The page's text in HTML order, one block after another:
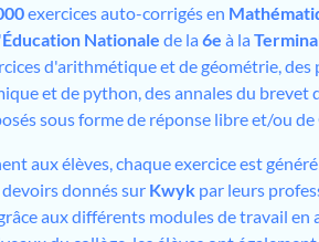
exercices auto-corrigés en
Éducation Nationale de la 6e à la
d'arithmétique et de géométrie, des
et de python, des annales du brevet
sous forme de réponse libre et/ou
aux élèves, chaque exercice est
donnés sur Kwyk par leurs
aux différents modules de travail en